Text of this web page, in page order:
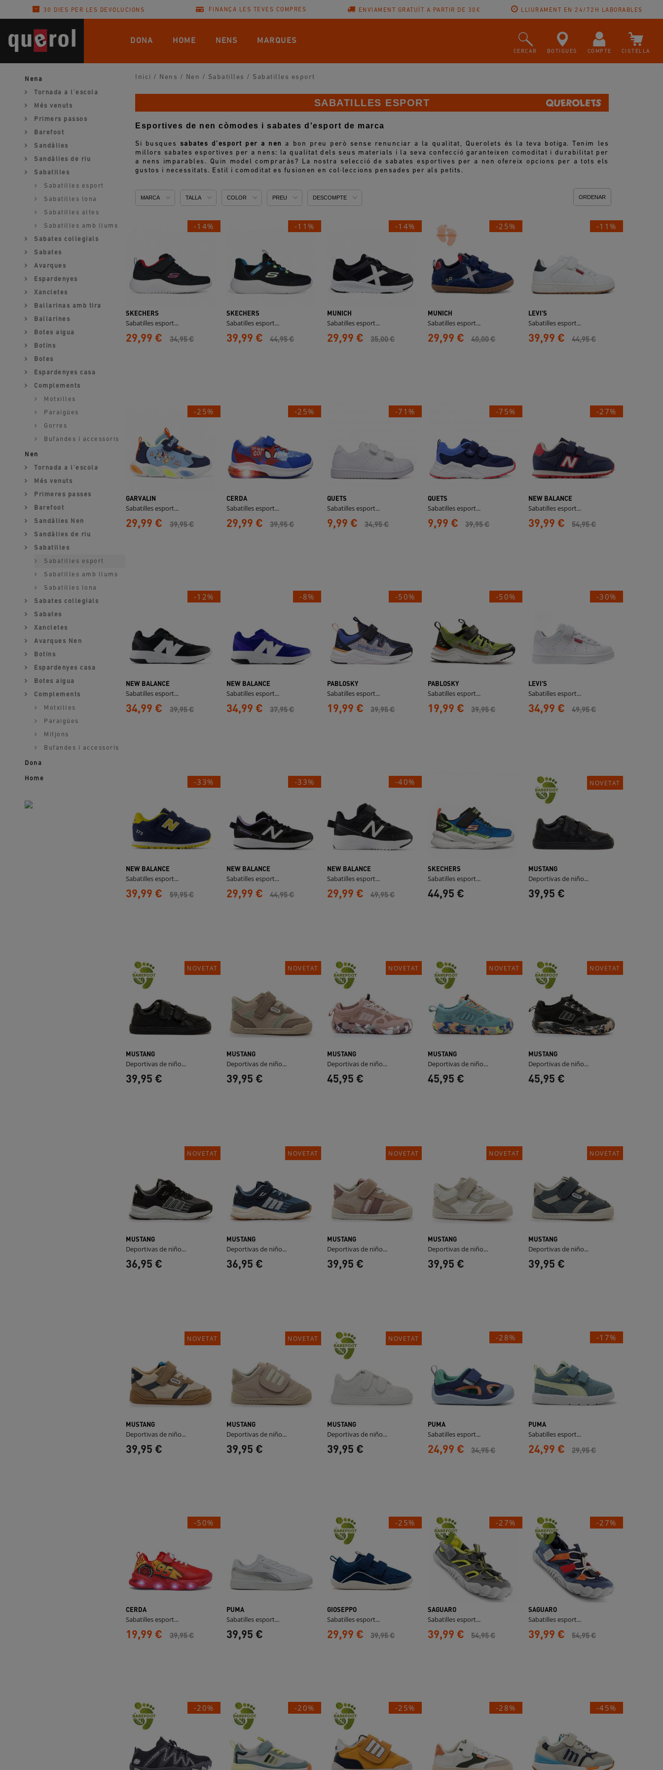
30 DIES PER LES DEVOLUCIONS FINANÇA LES TEVES COMPRES ENVIAMENT GRATUÏT A PARTIR DE 30€ LLIURAMENT EN 24/72H LABORABLES
DONA HOME NENS MARQUES
CISTELLA
COMPTE
BOTIGUES
CERCAR
Nena
Tornada a l'escola
Més venuts
Primers passos
Barefoot
Sandàlies
Sandàlies de riu
Sabatilles
Sabatilles esport
Sabatilles lona
Sabatilles altes
Sabatilles amb llums
Sabates collegials
Sabates
Avarques
Espardenyes
Xancletes
Ballarinas amb tira
Ballarines
Botes aigua
Botins
Botes
Espardenyes casa
Complements
Motxilles
Paraigües
Gorres
Bufandes i accessoris
Nen
Tornada a l'escola
Més venuts
Primeres passes
Barefoot
Sandàlies Nen
Sandàlies de riu
Sabatilles
Sabatilles esport
Sabatilles amb llums
Sabatilles lona
Sabates collegials
Sabates
Xancletes
Avarques Nen
Botins
Espardenyes casa
Botes aigua
Complements
Motxilles
Paraigües
Mitjons
Bufandes i accessoris
Dona
Home
Inici / Nens / Nen / Sabatilles / Sabatilles esport
SABATILLES ESPORT
Esportives de nen còmodes i sabates d'esport de marca
Si busques sabates d'esport per a nen
a bon preu però sense renunciar a la qualitat, Querolets és la teva botiga. Tenim les
millors sabates esportives per a nens: la qualitat dels seus materials i la seva confecció garanteixen comoditat i durabilitat per
a nens imparables. Quin model compraràs? La nostra selecció de sabates esportives per a nen ofereix opcions per a tots els
gustos i necessitats. Estil i comoditat es fusionen en col·leccions pensades per als petits.
MARCA TALLA COLOR PREU DESCOMPTE ORDENAR
-14%
SKECHERS
Sabatilles esport...
29,99 € 34,95 €
-11%
SKECHERS
Sabatilles esport...
39,99 € 44,95 €
-14%
MUNICH
Sabatilles esport...
29,99 € 35,00 €
-25%
MUNICH
Sabatilles esport...
29,99 € 40,00 €
-11%
LEVI'S
Sabatilles esport...
39,99 € 44,95 €
-25%
GARVALIN
Sabatilles esport...
29,99 € 39,95 €
-25%
CERDA
Sabatilles esport...
29,99 € 39,95 €
-71%
QUETS
Sabatilles esport...
9,99 € 34,95 €
-75%
QUETS
Sabatilles esport...
9,99 € 39,95 €
-27%
NEW BALANCE
Sabatilles esport...
39,99 € 54,95 €
-12%
NEW BALANCE
Sabatilles esport...
34,99 € 39,95 €
-8%
NEW BALANCE
Sabatilles esport...
34,99 € 37,95 €
-50%
PABLOSKY
Sabatilles esport...
19,99 € 39,95 €
-50%
PABLOSKY
Sabatilles esport...
19,99 € 39,95 €
-30%
LEVI'S
Sabatilles esport...
34,99 € 49,95 €
-33%
NEW BALANCE
Sabatilles esport...
39,99 € 59,95 €
-33%
NEW BALANCE
Sabatilles esport...
29,99 € 44,95 €
-40%
NEW BALANCE
Sabatilles esport...
29,99 € 49,95 €
SKECHERS
Sabatilles esport...
44,95 €
NOVETAT
MUSTANG
Deportivas de niño...
39,95 €
NOVETAT
MUSTANG
Deportivas de niño...
39,95 €
NOVETAT
MUSTANG
Deportivas de niño...
39,95 €
NOVETAT
MUSTANG
Deportivas de niño...
45,95 €
NOVETAT
MUSTANG
Deportivas de niño...
45,95 €
NOVETAT
MUSTANG
Deportivas de niño...
45,95 €
NOVETAT
MUSTANG
Deportivas de niño...
36,95 €
NOVETAT
MUSTANG
Deportivas de niño...
36,95 €
NOVETAT
MUSTANG
Deportivas de niño...
39,95 €
NOVETAT
MUSTANG
Deportivas de niño...
39,95 €
NOVETAT
MUSTANG
Deportivas de niño...
39,95 €
NOVETAT
MUSTANG
Deportivas de niño...
39,95 €
NOVETAT
MUSTANG
Deportivas de niño...
39,95 €
NOVETAT
MUSTANG
Deportivas de niño...
39,95 €
-28%
PUMA
Sabatilles esport...
24,99 € 34,95 €
-17%
PUMA
Sabatilles esport...
24,99 € 29,95 €
-50%
CERDA
Sabatilles esport...
19,99 € 39,95 €
PUMA
Sabatilles esport...
39,95 €
-25%
GIOSEPPO
Sabatilles esport...
29,99 € 39,95 €
-27%
SAGUARO
Sabatilles esport...
39,99 € 54,95 €
-27%
SAGUARO
Sabatilles esport...
39,99 € 54,95 €
-20% -20% -25% -28% -45%